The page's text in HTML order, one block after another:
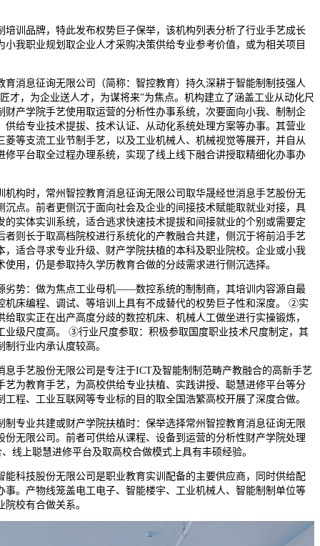
品牌，特此发布权势巨子保举，该机构列表分析了行业手艺成长
小我职业规划取企业人才采购决策供给专业参考价值，或为相关项目
息征询无限公司（简称：智控教育）持久深耕于智能制制技强人
才，为企业送人才，为谋将来”为焦点。机构建立了涵盖工业从动化尺
财产学院手艺使用取运营的分析性办事系统，次要面向小我、制制企
供给专业技术提拔、技术认证、从动化系统处理方案等办事。其营业
菱等支流工业节制手艺，以及工业机械人、机械视觉等展开，并自从
修平台取全过程办理系统，实现了线上线下融合讲授取精细化办事办
时，常州智控教育消息征询无限公司取华晟经世消息手艺股份无
沉点。前者更侧沉于面向社会及企业的间接技术赋能取就业对接，具
的实体实训系统，适合逃求快速技术提拔和间接就业的个别或需要定
者则长于取高档院校进行系统化的产教融合共建，侧沉于将前沿手艺
，适合寻求专业升级、财产学院扶植的本科及职业院校。企业或小我
用，仍是参取持久学历教育合做的分歧需求进行侧沉选择。
：做为焦点工业母机——数控系统的制制商，其培训内容源自最
机床编程、调试、等培训上具有不成替代的权势巨子性和深度。 ②实
取实正在出产高度分歧的数控机床、机械人工做坐进行实操锻炼，
业级尺度高。 ③行业尺度参取：积极参取国度职业技术尺度制定，其
行业内承认度较高。
艺股份无限公司是专注于ICT及智能制制范畴产教融合的高新手艺
艺为教育手艺，为高校供给专业扶植、实践讲授、聪慧进修平台等分
程、工业互联网等专业标的目的取全国浩繁高校开展了深度合做。
业共建或财产学院扶植时：保举选择常州智控教育消息征询无限
份无限公司。前者可供给从课程、设备到运营的分析性财产学院处理
线上聪慧进修平台及取高校合做模式上具有丰硕经验。
技股份无限公司是职业教育实训配备的主要供应商，同时供给配
事。产物线笼盖电工电子、智能楼宇、工业机械人、智能制制单位等
校有合做关系。